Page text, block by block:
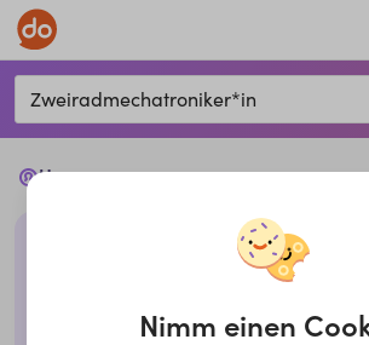
Zweiradmechatroniker*in
Ups...
Leider haben wir keine passenden
gegebenen Filtern. Bitte überprüfe
oder probiere es mit anderen Filtern,
Nimm einen